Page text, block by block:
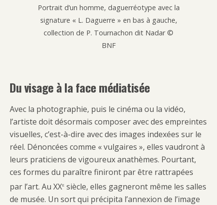
Portrait d’un homme, daguerréotype avec la
signature « L. Daguerre » en bas à gauche,
collection de P. Tournachon dit Nadar ©
BNF
Du visage à la face médiatisée
Avec la photographie, puis le cinéma ou la vidéo,
l’artiste doit désormais composer avec des empreintes
visuelles, c’est-à-dire avec des images indexées sur le
réel. Dénoncées comme « vulgaires », elles vaudront à
leurs praticiens de vigoureux anathèmes. Pourtant,
ces formes du paraître finiront par être rattrapées
par l’art. Au XXe siècle, elles gagneront même les salles
de musée. Un sort qui précipita l’annexion de l’image